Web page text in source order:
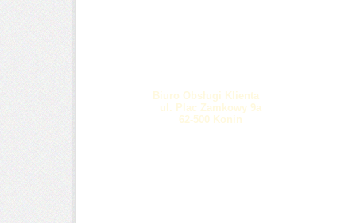
Biuro Obsługi Klienta
ul. Plac Zamkowy 9a
62-500 Konin